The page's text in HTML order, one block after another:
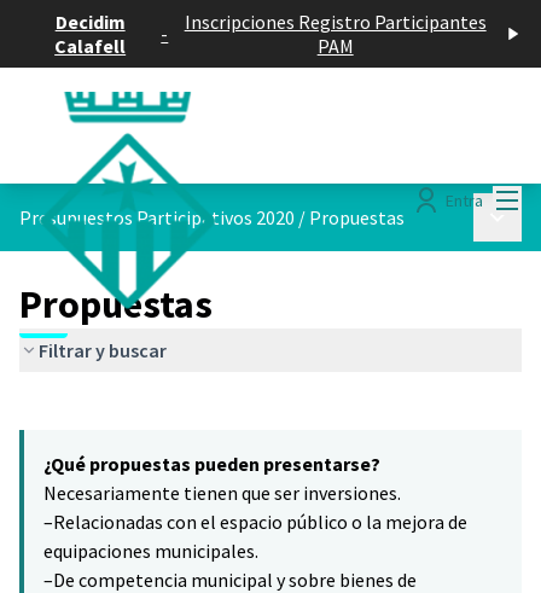
Decidim
Calafell
-
Inscripciones Registro Participantes
PAM
Entra
Presupuestos Participativos 2020 / Propuestas
Propuestas
Filtrar y buscar
−
¿Qué propuestas pueden presentarse?
Necesariamente tienen que ser inversiones.
–Relacionadas con el espacio público o la mejora de
equipaciones municipales.
–De competencia municipal y sobre bienes de